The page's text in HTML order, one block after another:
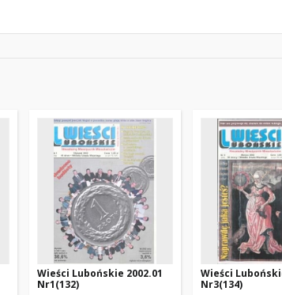
Wieści Lubońskie 2002.01
Nr1(132)
Wieści
Nr3(134)